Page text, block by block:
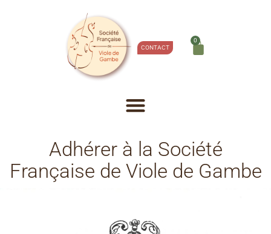
CONTACT
0
Adhérer à la Société
Française de Viole de Gambe